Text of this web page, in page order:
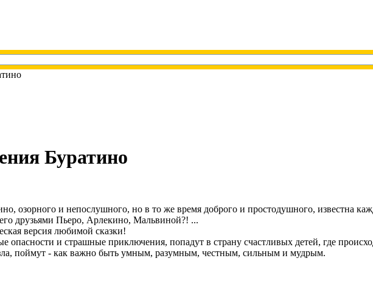
Буратино
озорного и непослушного, но в то же время доброго и простодушного, известна
друзьями Пьеро, Арлекино, Мальвиной?! ...
версия любимой сказки!
и страшные приключения, попадут в страну счастливых детей, где
поймут - как важно быть умным, разумным, честным, сильным и мудрым.